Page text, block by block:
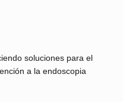
soluciones para el
a la endoscopia